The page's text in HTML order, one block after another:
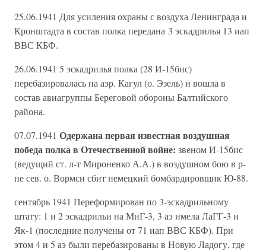
25.06.1941 Для усиления охраны с воздуха Ленинграда и
Кронштадта в состав полка передана 3 эскадрилья 13 иап
ВВС КБФ.
26.06.1941 5 эскадрилья полка (28 И-15бис)
перебазировалась на аэр. Кагул (о. Эзель) и вошла в
состав авиагруппы Береговой обороны Балтийского
района.
07.07.1941 Одержана первая известная воздушная
победа полка в Отечественной войне: звеном И-15бис
(ведущий ст. л-т Мироненко А.А.) в воздушном бою в р-
не сев. о. Вормси сбит немецкий бомбардировщик Ю-88.
сентябрь 1941 Переформирован по 3-эскадрильному
штату: 1 и 2 эскадрильи на МиГ-3, 3 аэ имела ЛаГГ-3 и
Як-1 (последние получены от 71 иап ВВС КБФ). При
этом 4 и 5 аэ были перебазированы в Новую Ладогу, где